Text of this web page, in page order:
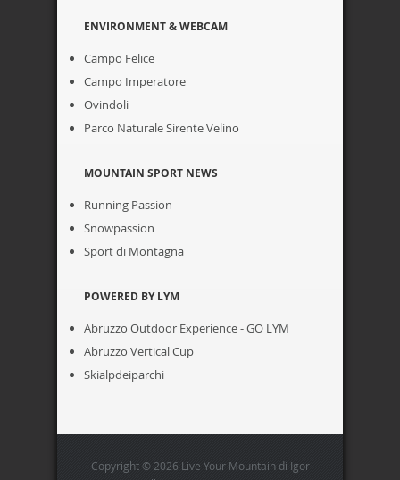
ENVIRONMENT & WEBCAM
Campo Felice
Campo Imperatore
Ovindoli
Parco Naturale Sirente Velino
MOUNTAIN SPORT NEWS
Running Passion
Snowpassion
Sport di Montagna
POWERED BY LYM
Abruzzo Outdoor Experience - GO LYM
Abruzzo Vertical Cup
Skialpdeiparchi
Copyright © 2026 Live Your Mountain di Igor